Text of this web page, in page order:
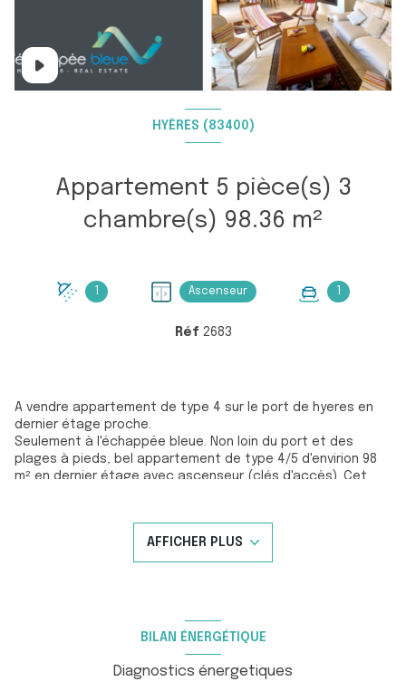
HYÈRES (83400)
Appartement 5 pièce(s) 3
chambre(s) 98.36 m²
Ascenseur
Réf 2683
A vendre appartement de type 4 sur le port de hyeres en
dernier étage proche.
Seulement à l'échappée bleue. Non loin du port et des
plages à pieds, bel appartement de type 4/5 d'envirion 98
m² en dernier étage avec ascenseur (clés d'accès). Cet
16m² offrant une belle vue dégagée avec aperçu mer. Vous
trouverez également 3 chambres, une salle d'eau avec wc,
L'appartement profite d'une triple exposition, EST / SUD /
Pour de plus amples renseignements veuillez contacter M.
Christophe ALVES au 07 62 55 70 01 ou par email :
AFFICHER PLUS
BILAN ÉNERGÉTIQUE
Diagnostics énergetiques